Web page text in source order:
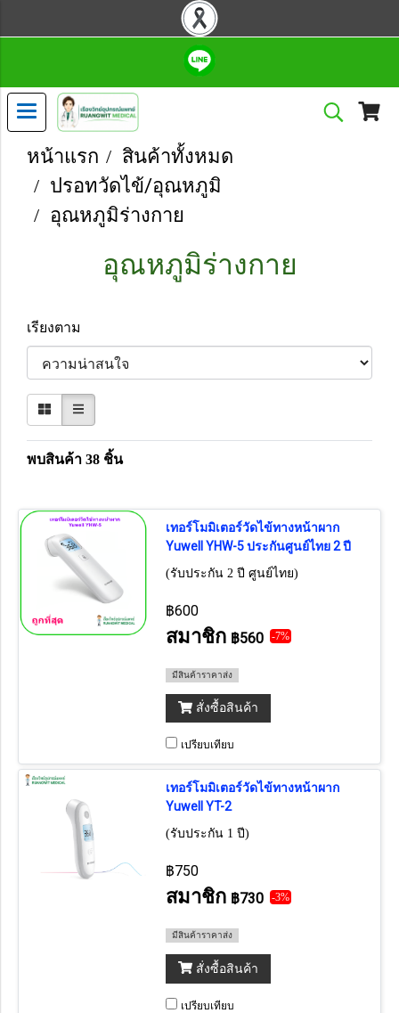
หน้าแรก
สินค้าทั้งหมด
ปรอทวัดไข้/อุณหภูมิ
อุณหภูมิร่างกาย
อุณหภูมิร่างกาย
เรียงตาม
พบสินค้า 38 ชิ้น
เทอร์โมมิเตอร์วัดไข้ทางหน้าผาก
Yuwell YHW-5 ประกันศูนย์ไทย 2 ปี
(รับประกัน 2 ปี ศูนย์ไทย)
฿600
สมาชิก ฿560 -7%
มีสินค้าราคาส่ง
สั่งซื้อสินค้า
เปรียบเทียบ
เทอร์โมมิเตอร์วัดไข้ทางหน้าผาก
Yuwell YT-2
(รับประกัน 1 ปี)
฿750
สมาชิก ฿730 -3%
มีสินค้าราคาส่ง
สั่งซื้อสินค้า
เปรียบเทียบ